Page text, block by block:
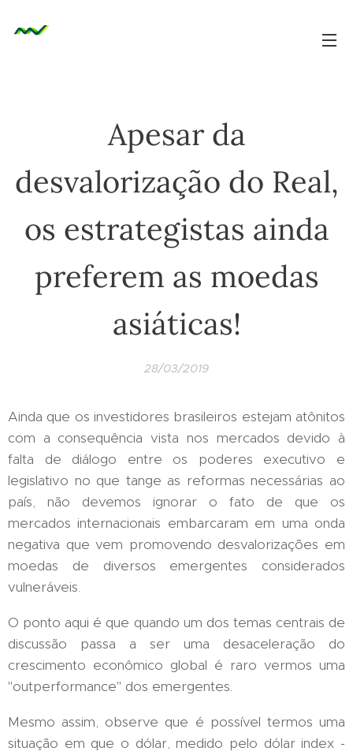
Apesar da
desvalorização do Real,
os estrategistas ainda
preferem as moedas
asiáticas!
28/03/2019
Ainda que os investidores brasileiros estejam atônitos
com a consequência vista nos mercados devido à
falta de diálogo entre os poderes executivo e
legislativo no que tange as reformas necessárias ao
país, não devemos ignorar o fato de que os
mercados internacionais embarcaram em uma onda
negativa que vem promovendo desvalorizações em
moedas de diversos emergentes considerados
vulneráveis.
O ponto aqui é que quando um dos temas centrais de
discussão passa a ser uma desaceleração do
crescimento econômico global é raro vermos uma
"outperformance" dos emergentes.
Mesmo assim, observe que é possível termos uma
situação em que o dólar, medido pelo dólar index -